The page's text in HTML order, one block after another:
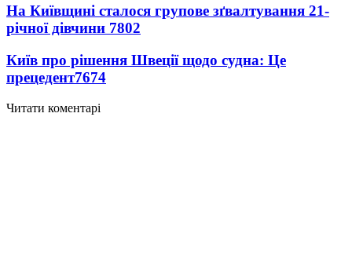
На Київщині сталося групове зґвалтування 21-
річної дівчини 7802
Київ про рішення Швеції щодо судна: Це
прецедент7674
Читати коментарі